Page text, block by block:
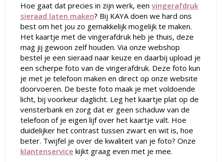
Hoe gaat dat precies in zijn werk, een vingerafdruk
sieraad laten maken? Bij KAYA doen we hard ons
best om het jou zo gemakkelijk mogelijk te maken.
Het kaartje met de vingerafdruk heb je thuis, deze
mag jij gewoon zelf houden. Via onze webshop
bestel je een sieraad naar keuze en daarbij upload je
een scherpe foto van de vingerafdruk. Deze foto kun
je met je telefoon maken en direct op onze website
doorvoeren. De beste foto maak je met voldoende
licht, bij voorkeur daglicht. Leg het kaartje plat op de
vensterbank en zorg dat er geen schaduw van de
telefoon of je eigen lijf over het kaartje valt. Hoe
duidelijker het contrast tussen zwart en wit is, hoe
beter. Twijfel je over de kwaliteit van je foto? Onze
klantenservice kijkt graag even met je mee.